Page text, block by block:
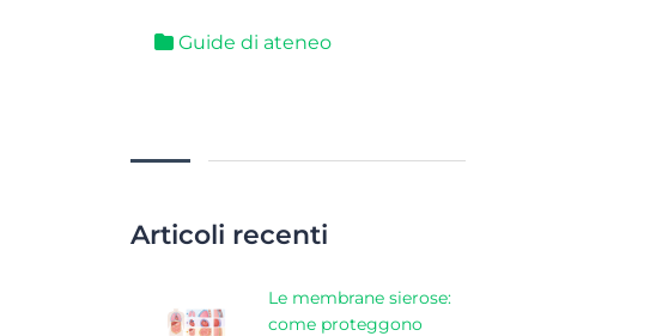
Guide di ateneo
Articoli recenti
Le membrane sierose:
come proteggono